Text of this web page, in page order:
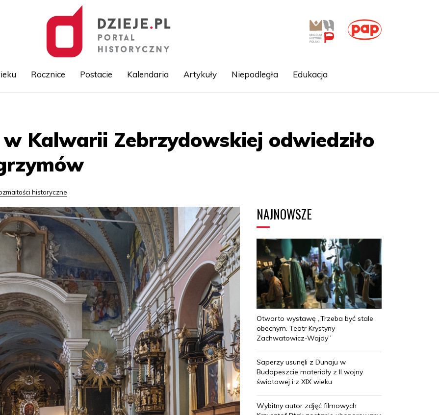
Rocznice Postacie Kalendaria Artykuły Niepodległa Edukacja
Kalwarii Zebrzydowskiej odwiedziło
historyczne
NAJNOWSZE
Otwarto wystawę „Trzeba być stale
obecnym. Teatr Krystyny
Zachwatowicz-Wajdy”
Saperzy usunęli z Dunaju w
Budapeszcie materiały z II wojny
światowej i z XIX wieku
Wybitny autor zdjęć filmowych